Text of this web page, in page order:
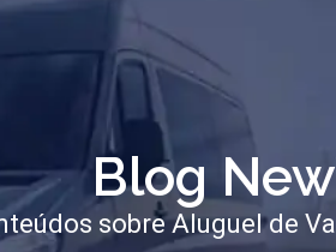
Blog
sobre Aluguel de